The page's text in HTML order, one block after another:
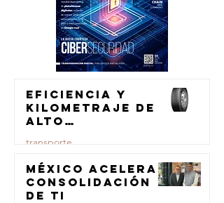
Eficiencia y
kilometraje de
alto
para el
transporte de
carga
transporte
23 jul
México acelera
consolidación
de TI